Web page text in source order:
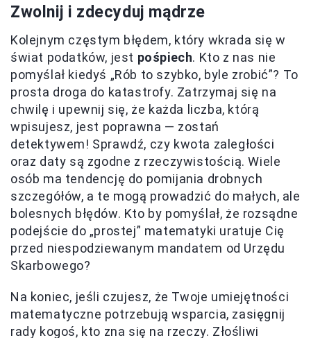
Zwolnij i zdecyduj mądrze
Kolejnym częstym błędem, który wkrada się w
świat podatków, jest pośpiech. Kto z nas nie
pomyślał kiedyś „Rób to szybko, byle zrobić”? To
prosta droga do katastrofy. Zatrzymaj się na
chwilę i upewnij się, że każda liczba, którą
wpisujesz, jest poprawna — zostań
detektywem! Sprawdź, czy kwota zaległości
oraz daty są zgodne z rzeczywistością. Wiele
osób ma tendencję do pomijania drobnych
szczegółów, a te mogą prowadzić do małych, ale
bolesnych błędów. Kto by pomyślał, że rozsądne
podejście do „prostej” matematyki uratuje Cię
przed niespodziewanym mandatem od Urzędu
Skarbowego?
Na koniec, jeśli czujesz, że Twoje umiejętności
matematyczne potrzebują wsparcia, zasięgnij
rady kogoś, kto zna się na rzeczy. Złośliwi